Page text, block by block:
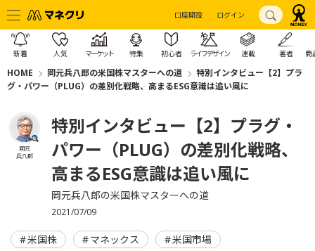
口座開設 ログイン
新着 人気 マーケット 特集 初心者 ライフデザイン 連載 著者 商
HOME 岡元兵八郎の米国株マスターへの道
特別インタビュー【2】プラ
グ・パワー（PLUG）の差別化戦略、高まるESG意識は追い風に
岡元
兵八郎
特別インタビュー【2】プラグ・
パワー（PLUG）の差別化戦略、
高まるESG意識は追い風に
岡元兵八郎の米国株マスターへの道
2021/07/09
米国株 マネックス 米国市場